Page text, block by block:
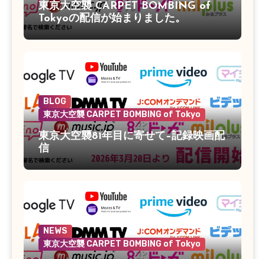
東京大空襲 CARPET BOMBING of
Tokyoの配信が始まりました。
BLOG
東京大空襲 CARPET BOMBING of Tokyo
東京大空襲81年目に寄せて–記録映画配
信
NEWS
東京大空襲 CARPET BOMBING of Tokyo